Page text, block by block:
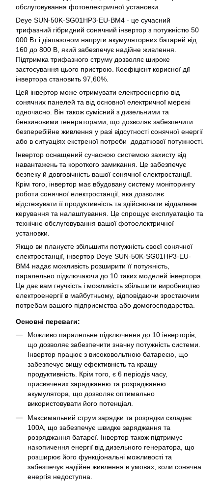
обслуговування фотоелектричної установки.
Deye SUN-50K-SG01HP3-EU-BM4 - це сучасний
трифазний гібридний сонячний інвертор з потужністю 50
000 Вт і діапазоном напруги акумуляторних батарей від
160 до 800 В, який забезпечує надійне живлення.
Підтримка трифазного струму дозволяє широке
застосування цього пристрою. Коефіцієнт корисної дії
інвертора становить 97,60%.
Цей інвертор може отримувати електроенергію від
сонячних панелей та від основної електричної мережі
одночасно. Він також сумісний з дизельними та
бензиновими генераторами, що дозволяє забезпечити
безперебійне живлення у разі відсутності сонячної енергії
або в ситуаціях екстреної потреби додаткової потужності.
Інвертор оснащений сучасною системою захисту від
навантажень та короткого замикання. Це забезпечує
безпеку й довговічність вашої сонячної електростанції.
Крім того, інвертор має вбудовану систему моніторингу
роботи сонячної електростанції, яка дозволяє
відстежувати її продуктивність та здійснювати віддалене
керування та налаштування. Це спрощує експлуатацію та
технічне обслуговування вашої фотоелектричної
установки.
Якщо ви плануєте збільшити потужність своєї сонячної
електростанції, інвертор Deye SUN-50K-SG01HP3-EU-
BM4 надає можливість розширити її потужність,
паралельно підключаючи до 10 таких моделей інвертора.
Це дає вам гнучкість і можливість збільшити виробництво
електроенергії в майбутньому, відповідаючи зростаючим
потребам вашого підприємства або домогосподарства.
Основні переваги:
Можливо паралельне підключення до 10 інверторів,
що дозволяє забезпечити значну потужність системи.
Інвертор працює з високовольтною батареєю, що
забезпечує вищу ефективність та кращу
продуктивність. Крім того, є 6 періодів часу,
присвячених заряджанню та розряджанню
акумулятора, що дозволяє оптимально
використовувати його потенціал.
Максимальний струм зарядки та розрядки складає
100А, що забезпечує швидке заряджання та
розряджання батареї. Інвертор також підтримує
накопичення енергії від дизельного генератора, що
розширює його функціональні можливості та
забезпечує надійне живлення в умовах, коли сонячна
енергія недоступна.